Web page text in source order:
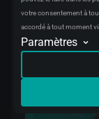
votre consentement à
accordé à tout moment
Analytique
leurs
Suivi de
Nous
Paramètres